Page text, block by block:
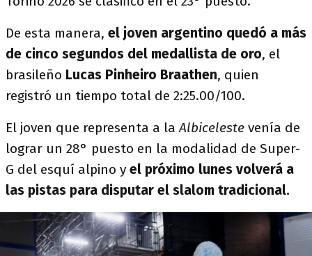
De esta manera, el joven argentino quedó a más
de cinco segundos del medallista de oro, el
brasileño Lucas Pinheiro Braathen, quien
registró un tiempo total de 2:25.00/100.
El joven que representa a laAlbiceleste venía de
lograr un 28° puesto en la modalidad de Super-
G del esquí alpino y el próximo lunes volverá a
las pistas para disputar el slalom tradicional.